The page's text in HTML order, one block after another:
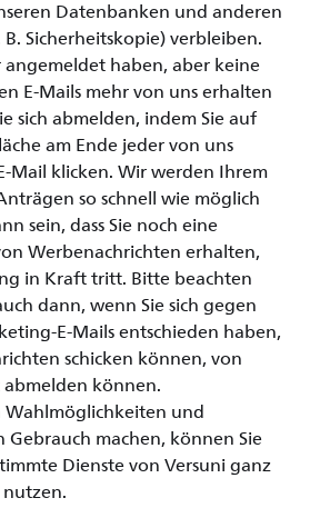
Datenbanken und anderen
Sicherheitskopie) verbleiben.
angemeldet haben, aber keine
E-Mails mehr von uns erhalten
sich abmelden, indem Sie auf
am Ende jeder von uns
Mail klicken. Wir werden Ihrem
so schnell wie möglich
sein, dass Sie noch eine
Werbenachrichten erhalten,
in Kraft tritt. Bitte beachten
dann, wenn Sie sich gegen
E-Mails entschieden haben,
schicken können, von
abmelden können.
Wahlmöglichkeiten und
machen, können Sie
Dienste von Versuni ganz